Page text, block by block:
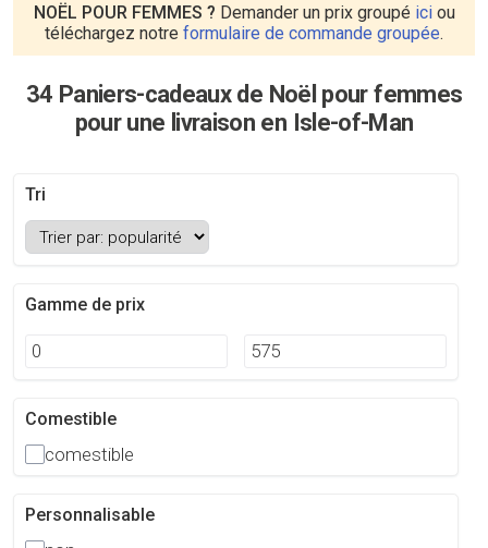
NOËL POUR FEMMES ? Demander un prix groupé iciou
téléchargez notre formulaire de commande groupée.
34 Paniers-cadeaux de Noël pour femmes
pour une livraison en Isle-of-Man
Tri
Gamme de prix
Comestible
comestible
Personnalisable